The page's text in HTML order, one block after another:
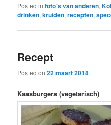
Posted in foto's van anderen,
drinken,kruiden,recepten,
Recept
Posted on22 maart 2018
Kaasburgers (vegetarisch)